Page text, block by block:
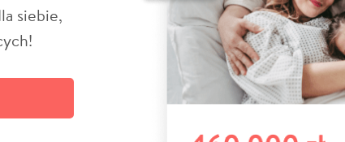
siebie,